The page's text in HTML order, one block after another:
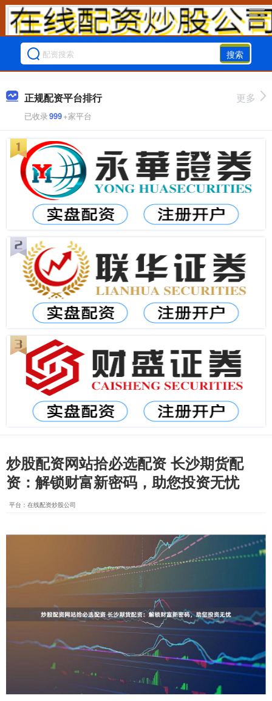
搜索
正规配资平台排行
已收录999+家平台
更多
炒股配资网站拾必选配资 长沙期货配
资：解锁财富新密码，助您投资无忧
平台：在线配资炒股公司